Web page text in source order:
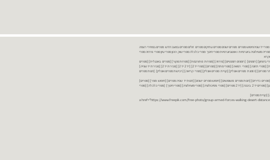
ספרים יד שניה ספרים משומשים ספרים חדשים ספרים יד 2 מכירת ספרים יד שניה ספרי יד שניהחיפוש ספרים ספרים ישנים ספרים עתיקים ספרים זולים ספרים במצב חדש ספרים במחירי רצפה
במבצע ספרים יד 2 ברמת גן ספרים יד 2 ביבנה יד 2 ספרים ספרי פסיכולוגיה ספריה סוציולוגיה ביוגרפיות ו אוטוביוגרפיות ספרי חינוך ספרי כלכלה ספרי שוק ההון ספרי עיון ספרי פרוזה ספרי
ביטחון] [רומנים] [רומנים רומנטיים] [פרוזה] [ספרות מתורגמת] [ספרות מקור] [ספרים באנגלית] [ספרים
חדשים מהחנות] [ספרים מומלצים] [ספרי בישול] [ספרי עידן חדש] [ספרי עסקים] [ספרי מורשת] [מחזות] [ספרי שירה] [ספרי בריאות] [ספרי תזונה] [ספרי רפואה] [ספרי מתח] [ספרים] [ספרי יד 2[ [יד 2 יד 2[ [מכירת יד 2[ [מכירת יד שנייה]
יד 2[ [ספר] [ספרים יד 2[ [הזמנת ספרים] [יד 2 ספרים] [ספרים בזול] [אתר ספרים] [הזמנת ספרים אונליין] [קניית ספרים אונליין] [ספרי קריאה] [רכישת ספרים אונליין] [חנות ספרים
נדירים] [חנות ספרים משומשים] [חיפוש ספרים ישנים] [חנות יד שניה ספרים] [חיפוש ספר] [ספרים]
[חנות ספרים זולים] [ספרים חדשים] [ספרים במחירי רצפה] [ספרים במשלוח חינם] [ספרים במשלוח עד הבית] [ספרים יד 2 ברמת גן] [ספרים יד 2 ביבנה] [יד 2 ספרים] [ספרי פסיכולוגיה] [ספרי סוציולוגיה] [ספרי חינוך] [ספרי כלכלה] [ספרי
[קניית ספרים]
<a href="https://www.freepik.com/free-photo/group-armed-forces-walking-desert-